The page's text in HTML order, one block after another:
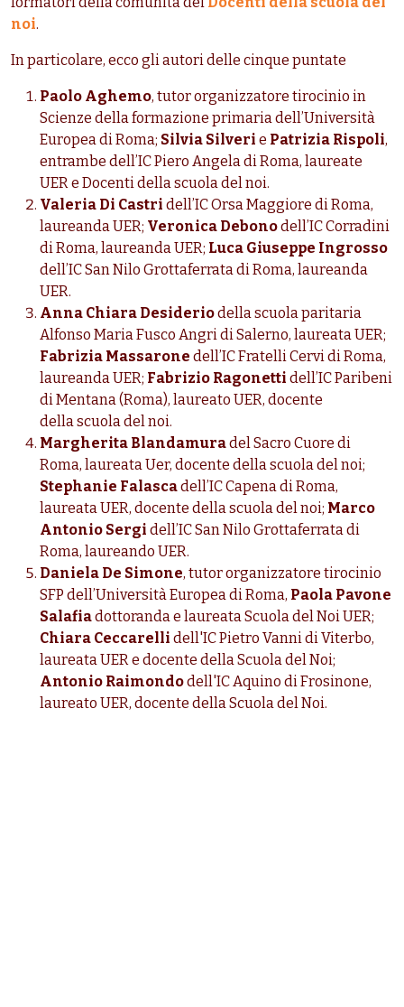
noi.
In particolare, ecco gli autori delle cinque puntate
Paolo Aghemo, tutor organizzatore tirocinio in
Scienze della formazione primaria dell’Università
Europea di Roma; Silvia Silveri e Patrizia Rispoli,
entrambe dell’IC Piero Angela di Roma, laureate
UER e Docenti della scuola del noi.
Valeria Di Castri dell’IC Orsa Maggiore di Roma,
laureanda UER; Veronica Debonodell’IC Corradini
di Roma, laureanda UER; Luca Giuseppe Ingrosso
dell’IC San Nilo Grottaferrata di Roma, laureanda
UER.
Anna Chiara Desideriodella scuola paritaria
Alfonso Maria Fusco Angri di Salerno, laureata UER;
Fabrizia Massarone dell’IC Fratelli Cervi di Roma,
laureanda UER; Fabrizio Ragonetti dell’IC Paribeni
di Mentana (Roma), laureato UER, docente
della scuola del noi.
Margherita Blandamuradel Sacro Cuore di
Roma, laureata Uer, docente della scuola del noi;
Stephanie Falascadell’IC Capena di Roma,
laureata UER, docente della scuola del noi; Marco
Antonio Sergi dell’IC San Nilo Grottaferrata di
Roma, laureando UER.
Daniela De Simone, tutor organizzatore tirocinio
SFP dell’Università Europea di Roma, Paola Pavone
Salafiadottoranda e laureata Scuola del Noi UER;
Chiara Ceccarelli dell'IC Pietro Vanni di Viterbo,
laureata UER e docente della Scuola del Noi;
Antonio Raimondodell'IC Aquino di Frosinone,
laureato UER, docente della Scuola del Noi.